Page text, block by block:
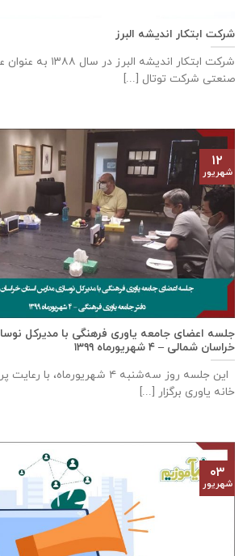
شرکت ابتکار اندیشه البرز
شركت ابتكار اندیشه
صنعتی شركت توتال [...]
جلسه اعضای جامعه ياوری فرهنگی با مدیركل
خراسان شمالی – ٤ شهریورماه ۱۳۹۹
این جلسه روز سه‌‌شنبه ٤
خانه ياوری برگزار [...]
۱۲
شهریور
۰۳
شهریور